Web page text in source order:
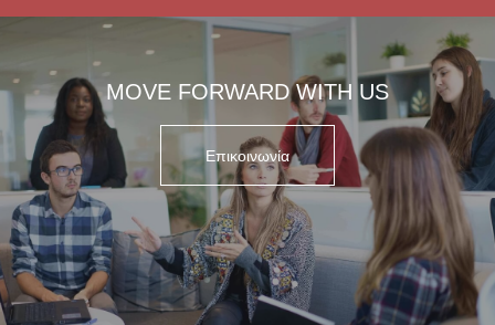
MOVE FORWARD WITH US
Επικοινωνία